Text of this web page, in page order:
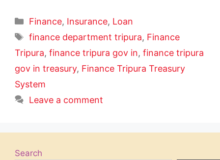
Categories
Finance, Insurance, Loan
Tags
finance department tripura, Finance
Tripura, finance tripura gov in, finance tripura
gov in treasury, Finance Tripura Treasury
System
Leave a comment
Search